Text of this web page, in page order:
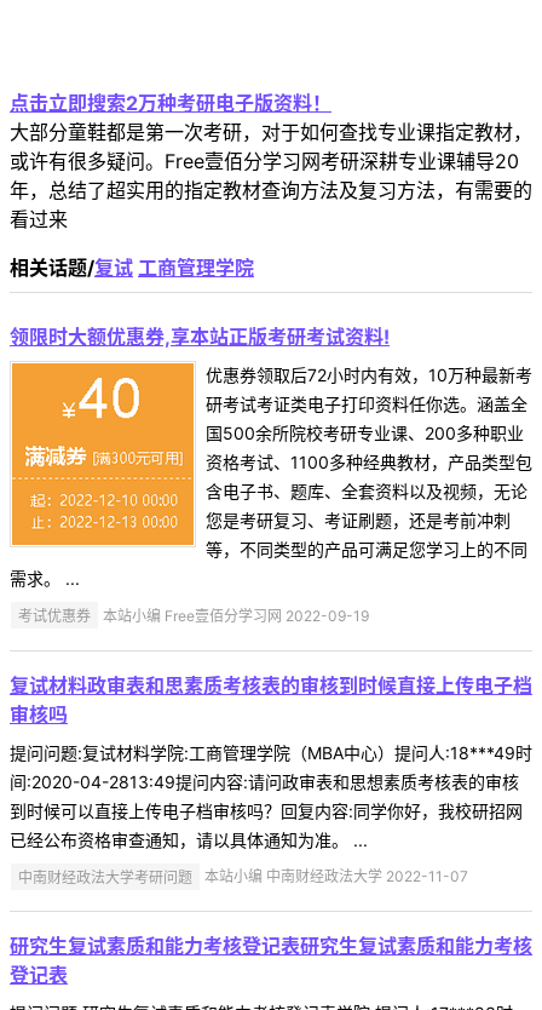
点击立即搜索2万种考研电子版资料！
大部分童鞋都是第一次考研，对于如何查找专业课指定教材，
或许有很多疑问。Free壹佰分学习网考研深耕专业课辅导20
年，总结了超实用的指定教材查询方法及复习方法，有需要的
看过来
相关话题/复试 工商管理学院
领限时大额优惠券,享本站正版考研考试资料!
优惠券领取后72小时内有效，10万种最新考
研考试考证类电子打印资料任你选。涵盖全
国500余所院校考研专业课、200多种职业
资格考试、1100多种经典教材，产品类型包
含电子书、题库、全套资料以及视频，无论
您是考研复习、考证刷题，还是考前冲刺
等，不同类型的产品可满足您学习上的不同
需求。 ...
考试优惠券 本站小编 Free壹佰分学习网 2022-09-19
复试材料政审表和思素质考核表的审核到时候直接上传电子档
审核吗
提问问题:复试材料学院:工商管理学院（MBA中心）提问人:18***49时
间:2020-04-2813:49提问内容:请问政审表和思想素质考核表的审核
到时候可以直接上传电子档审核吗？回复内容:同学你好，我校研招网
已经公布资格审查通知，请以具体通知为准。 ...
中南财经政法大学考研问题 本站小编 中南财经政法大学 2022-11-07
研究生复试素质和能力考核登记表研究生复试素质和能力考核
登记表